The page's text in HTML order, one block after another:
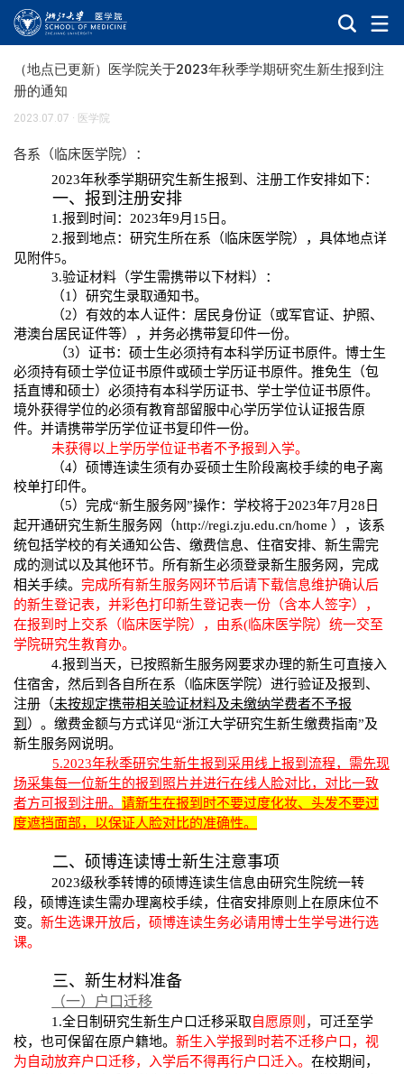
（地点已更新）医学院关于2023年秋季学期研究生新生报到注
册的通知
2023.07.07 · 医学院
各系 （ 临床医学院）：
2023年秋季学期研究生新生报到、注册工作安排如下：
一、报到注册安排
1.报到时间： 2023年9月 15 日。
2.报到地点：研究生所在系 （ 临床医学院），具体地点详
见附件5。
3.验证材料（学生需携带以下材料）：
（1 ）研究生录取通知书。
（2）有效的本人证件：居民身份证（或军官证、护照、
港澳台居民证件等），并务必携带复印件一份。
（3）证书：硕士生必须持有本科学历证书原件。博士生
必须持有硕士学位证书原件或硕士学历证书原件。推免生（包
括直博和硕士）必须持有本科学历证书、学士学位证书原件。
境外获得学位的必须有教育部留服中心学历学位认证报告原
件。并请携带学历学位证书复印件一份。
未获得以上学历学位证书者不予报到入学。
（4）硕博连读生须有办妥硕士生阶段离校手续的电子离
校单打印件。
（5）完成“新生服务网”操作：学校将于2023年7月 28 日
起开通研究生新生服务网（http://regi.zju.edu.cn/home ），该系
统包括学校的有关通知公告、缴费信息、住宿安排、新生需完
成的测试以及其他环节。所有新生必须登录新生服务网，完成
相关手续。 完成所有新生服务网环节后请下载信息维护确认后
的新生登记表，并彩色打印新生登记表一份（含本人签字），
在报到时上交系 （ 临床医学院）， 由系( 临床医学院）统一交至
学院研究生教育办。
4.报到当天，已按照新生服务网要求办理的新生可直接入
住宿舍，然后到各自所在系 （ 临床医学院）进行验证及报到、
注册（未按规定携带相关验证材料及未缴纳学费者不予报
到 ）。缴费金额与方式详见“浙江大学研究生新生缴费指南”及
新生服务网说明。
5.2023年秋季研究生新生报到采用线上报到流程，需先现
场采集每一位新生的报到照片并进行在线人脸对比，对比一致
者方可报到注册。 请新生在报到时不要过度化妆、头发不要过
度遮挡面部，以保证人脸对比的准确性。
二、硕博连读博士新生注意事项
2023级秋季转博的硕博连读生信息由研究生院统一转
段，硕博连读生需办理离校手续，住宿安排原则上在原床位不
变。 新生选课开放后，硕博连读生务必请用博士生学号进行选
课。
三、新生材料准备
（一）户口迁移
1.全日制研究生新生户口迁移采取 自愿原则 ， 可迁至学
校，也可保留在原户籍地。 新生入学报到时若不迁移户口，视
为 自动放弃户口迁移，入学后不得再行户口迁入。 在校期间，